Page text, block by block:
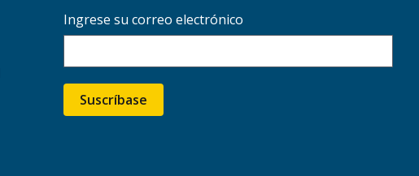
Ingrese su correo electrónico
Suscríbase